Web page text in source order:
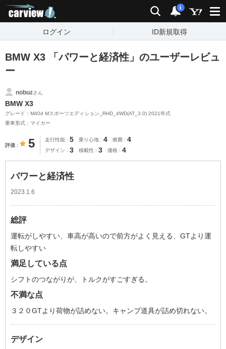
検索 通知
i
ログイン ID新規取得
BMW X3 「パワーと経済性」のユーザーレビュ
ー
nobuzさん
BMW X3
グレード：M40d Mスポーツエディション_RHD_4WD(AT_3.0) 2021年式
乗車形式：マイカー
評価 5 走行性能 5 乗り心地 4 燃費 4
デザイン 3 積載性 3 価格 4
パワーと経済性
2023.1.6
総評
運転がしやすい、車高が高いので前方がよく見える、GTより運
転しやすい
満足している点
シフトのつながりが、トルクがすごすぎる。
不満な点
３２０GTより荷物が詰めない。キャンプ道具が詰め切れない。
デザイン